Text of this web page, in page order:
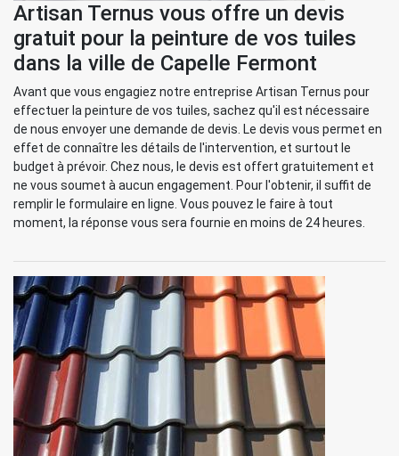
Artisan Ternus vous offre un devis
gratuit pour la peinture de vos tuiles
dans la ville de Capelle Fermont
Avant que vous engagiez notre entreprise Artisan Ternus pour
effectuer la peinture de vos tuiles, sachez qu'il est nécessaire
de nous envoyer une demande de devis. Le devis vous permet en
effet de connaître les détails de l'intervention, et surtout le
budget à prévoir. Chez nous, le devis est offert gratuitement et
ne vous soumet à aucun engagement. Pour l'obtenir, il suffit de
remplir le formulaire en ligne. Vous pouvez le faire à tout
moment, la réponse vous sera fournie en moins de 24 heures.